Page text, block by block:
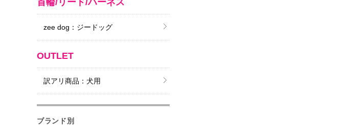
zee dog：ジードッグ
OUTLET
訳アリ商品：犬用
ブランド別